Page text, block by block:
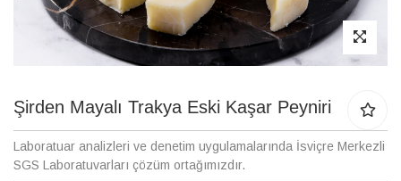
galerisinin
atla
Şirden Mayalı Trakya Eski Kaşar Peyniri
Laboratuar analizleri ve denetim uygulamalarında İsviçre Merkezli
SGS Laboratuvarları çözüm ortağımızdır.